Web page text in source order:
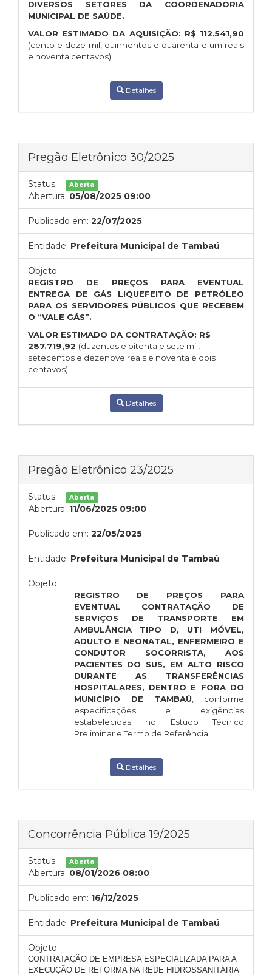
DIVERSOS SETORES DA COORDENADORIA
MUNICIPAL DE SAÚDE.
VALOR ESTIMADO DA AQUISIÇÃO: R$ 112.541,90
(cento e doze mil, quinhentos e quarenta e um reais
e noventa centavos)
Detalhes
Pregão Eletrônico 30/2025
Status: Aberta
Abertura: 05/08/2025 09:00
Publicado em: 22/07/2025
Entidade: Prefeitura Municipal de Tambaú
Objeto:
REGISTRO DE PREÇOS PARA EVENTUAL
ENTREGA DE GÁS LIQUEFEITO DE PETRÓLEO
PARA OS SERVIDORES PÚBLICOS QUE RECEBEM
O “VALE GÁS”.
VALOR ESTIMADO DA CONTRATAÇÃO: R$
287.719,92 (duzentos e oitenta e sete mil,
setecentos e dezenove reais e noventa e dois
centavos)
Detalhes
Pregão Eletrônico 23/2025
Status: Aberta
Abertura: 11/06/2025 09:00
Publicado em: 22/05/2025
Entidade: Prefeitura Municipal de Tambaú
Objeto:
REGISTRO DE PREÇOS PARA
EVENTUAL CONTRATAÇÃO DE
SERVIÇOS DE TRANSPORTE EM
AMBULÂNCIA TIPO D, UTI MÓVEL,
ADULTO E NEONATAL, ENFERMEIRO E
CONDUTOR SOCORRISTA, AOS
PACIENTES DO SUS, EM ALTO RISCO
DURANTE AS TRANSFERÊNCIAS
HOSPITALARES, DENTRO E FORA DO
MUNICÍPIO DE TAMBAÚ , conforme
especificações e exigências
estabelecidas no Estudo Técnico
Preliminar e Termo de Referência.
Detalhes
Concorrência Pública 19/2025
Status: Aberta
Abertura: 08/01/2026 08:00
Publicado em: 16/12/2025
Entidade: Prefeitura Municipal de Tambaú
Objeto:
CONTRATAÇÃO DE EMPRESA ESPECIALIZADA PARA A
EXECUÇÃO DE REFORMA NA REDE HIDROSSANITÁRIA